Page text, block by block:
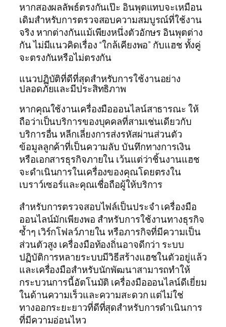
หากสองผลลัพธ์ตรงกันเป๊ะ อินพุตแทบจะเหมือน
เดิมสำหรับการตรวจสอบความสมบูรณ์ที่ใช้งาน
จริง หากต่างกันแม้เพียงหนึ่งตัวอักษร อินพุตต่าง
กัน ไม่มีแนวคิดเรื่อง “ใกล้เคียงพอ” กับแฮช ทั้งคู่
จะตรงกันหรือไม่ตรงกัน
แนวปฏิบัติที่ดีที่สุดสำหรับการใช้งานอย่าง
ปลอดภัยและมีประสิทธิภาพ
หากคุณใช้งานเครื่องมือออนไลน์สาธารณะ ให้
ถือว่าเป็นบริการของบุคคลที่สามเช่นเดียวกับ
บริการอื่น หลีกเลี่ยงการส่งรหัสผ่านส่วนตัว
ข้อมูลลูกค้าที่เป็นความลับ บันทึกทางการเงิน
หรือเอกสารธุรกิจภายใน เว้นแต่ว่าชิ้นงานแฮช
จะดำเนินการในเครื่องของคุณโดยตรงใน
เบราว์เซอร์และคุณเชื่อถือผู้ให้บริการ
สำหรับการตรวจสอบไฟล์เป็นประจำ เครื่องมือ
ออนไลน์มักเพียงพอ สำหรับการใช้งานทางธุรกิจ
ซ้ำๆ เวิร์กโฟลว์ภายใน หรือภารกิจที่มีความเป็น
ส่วนตัวสูง เครื่องมือท้องถิ่นอาจดีกว่า ระบบ
ปฏิบัติการหลายระบบมีวิธีสร้างแฮชในตัวอยู่แล้ว
และเครื่องมือสำหรับนักพัฒนาสามารถทำให้
กระบวนการนี้อัตโนมัติ เครื่องมือออนไลน์ดีเยี่ยม
ในด้านความเร็วและความสะดวก แต่ไม่ใช่
ทางออกระยะยาวที่ดีที่สุดสำหรับการดำเนินการ
ที่มีความอ่อนไหว